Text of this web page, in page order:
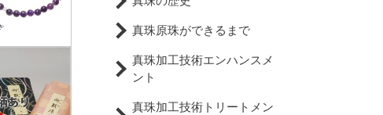
真珠原珠ができるまで
真珠加工技術エンハンスメ
ント
真珠加工技術トリートメン